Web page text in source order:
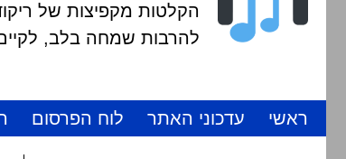
הקלטות מקפיצות של
להרבות שמחה בלב,
ראשי עדכוני האתר לוח הפרסום